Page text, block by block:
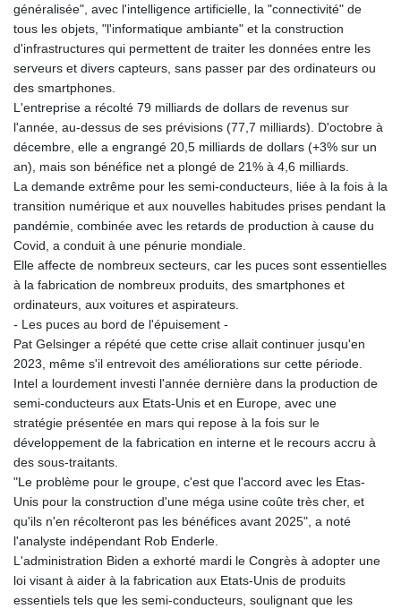
généralisée", avec l'intelligence artificielle, la "connectivité" de
tous les objets, "l'informatique ambiante" et la construction
d'infrastructures qui permettent de traiter les données entre les
serveurs et divers capteurs, sans passer par des ordinateurs ou
des smartphones.
L'entreprise a récolté 79 milliards de dollars de revenus sur
l'année, au-dessus de ses prévisions (77,7 milliards). D'octobre à
décembre, elle a engrangé 20,5 milliards de dollars (+3% sur un
an), mais son bénéfice net a plongé de 21% à 4,6 milliards.
La demande extrême pour les semi-conducteurs, liée à la fois à la
transition numérique et aux nouvelles habitudes prises pendant la
pandémie, combinée avec les retards de production à cause du
Covid, a conduit à une pénurie mondiale.
Elle affecte de nombreux secteurs, car les puces sont essentielles
à la fabrication de nombreux produits, des smartphones et
ordinateurs, aux voitures et aspirateurs.
- Les puces au bord de l'épuisement -
Pat Gelsinger a répété que cette crise allait continuer jusqu'en
2023, même s'il entrevoit des améliorations sur cette période.
Intel a lourdement investi l'année dernière dans la production de
semi-conducteurs aux Etats-Unis et en Europe, avec une
stratégie présentée en mars qui repose à la fois sur le
développement de la fabrication en interne et le recours accru à
des sous-traitants.
"Le problème pour le groupe, c'est que l'accord avec les Etas-
Unis pour la construction d'une méga usine coûte très cher, et
qu'ils n'en récolteront pas les bénéfices avant 2025", a noté
l'analyste indépendant Rob Enderle.
L'administration Biden a exhorté mardi le Congrès à adopter une
loi visant à aider à la fabrication aux Etats-Unis de produits
essentiels tels que les semi-conducteurs, soulignant que les